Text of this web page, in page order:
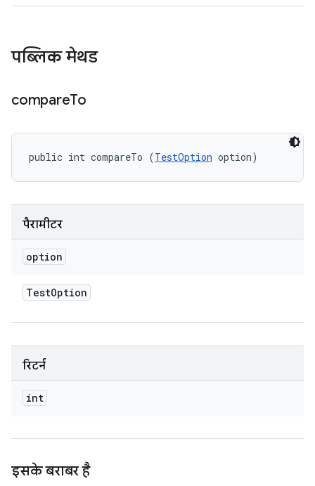
पब्लिक मेथड
compareTo
public int compareTo (TestOption option)
पैरामीटर
option
TestOption
रिटर्न
int
इसके बराबर है